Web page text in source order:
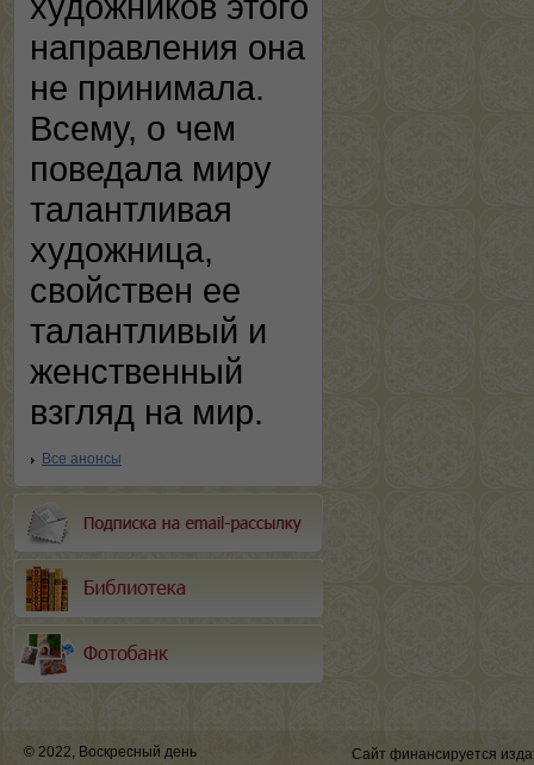
направления она
не принимала.
Всему, о чем
поведала миру
талантливая
художница,
свойствен ее
талантливый и
женственный
взгляд на мир.
Все анонсы
© 2022, Воскресный день
Сайт финансируется